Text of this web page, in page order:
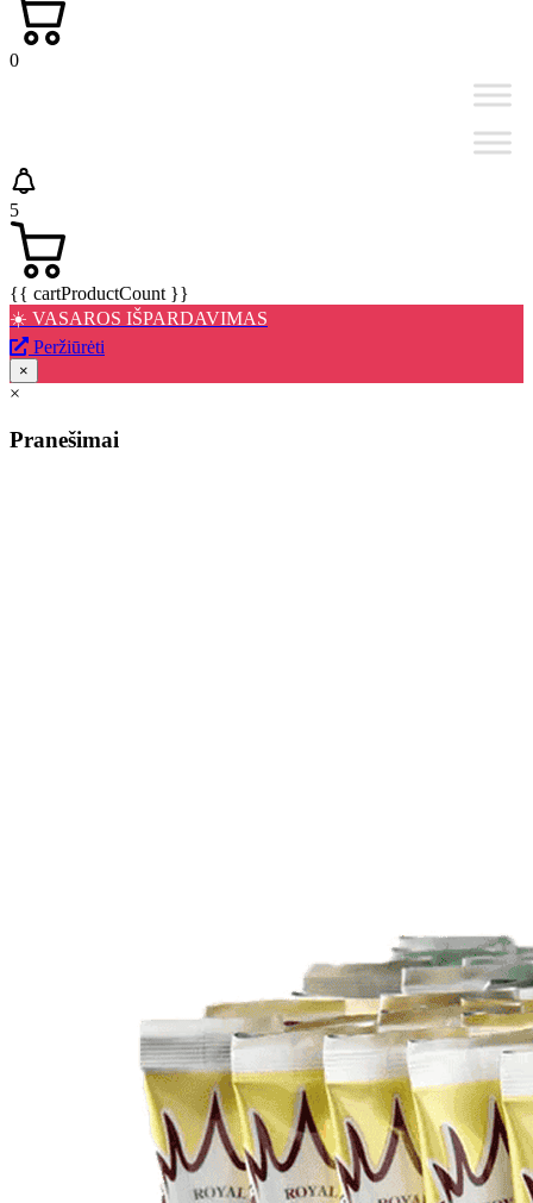
0
5
{{ cartProductCount }}
☀️ VASAROS IŠPARDAVIMAS
Peržiūrėti
×
×
Pranešimai